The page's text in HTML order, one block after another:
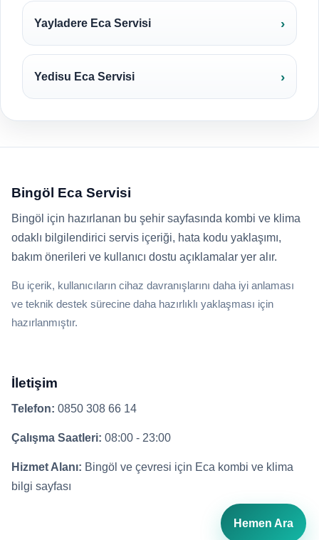
Yayladere Eca Servisi
Yedisu Eca Servisi
Bingöl Eca Servisi
Bingöl için hazırlanan bu şehir sayfasında kombi ve klima
odaklı bilgilendirici servis içeriği, hata kodu yaklaşımı,
bakım önerileri ve kullanıcı dostu açıklamalar yer alır.
Bu içerik, kullanıcıların cihaz davranışlarını daha iyi anlaması
ve teknik destek sürecine daha hazırlıklı yaklaşması için
hazırlanmıştır.
İletişim
Telefon: 0850 308 66 14
Çalışma Saatleri: 08:00 - 23:00
Hizmet Alanı: Bingöl ve çevresi için Eca kombi ve klima
bilgi sayfası
Hemen Ara